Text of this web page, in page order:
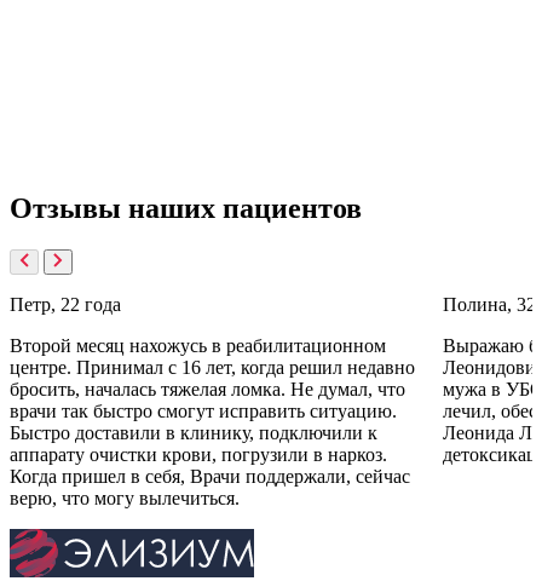
Отзывы наших пациентов
Петр, 22 года
Второй месяц нахожусь в реабилитационном
центре. Принимал с 16 лет, когда решил недавно
бросить, началась тяжелая ломка. Не думал, что
врачи так быстро смогут исправить ситуацию.
Быстро доставили в клинику, подключили к
аппарату очистки крови, погрузили в наркоз.
Когда пришел в себя, Врачи поддержали, сейчас
верю, что могу вылечиться.
Полина, 32
Выражаю
мужа в
лечил,
Леонида